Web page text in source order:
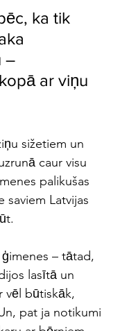
ka tik
–
ar viņu
sižetiem un
caur visu
palikušas
Latvijas
– tātad,
lasītā un
vēl būtiskāk,
pat ja notikumi